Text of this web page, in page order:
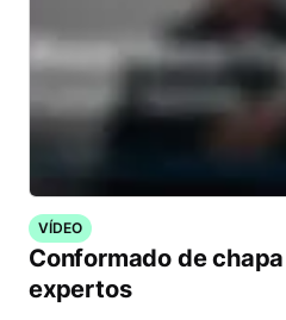
VÍDEO
Conformado de
expertos